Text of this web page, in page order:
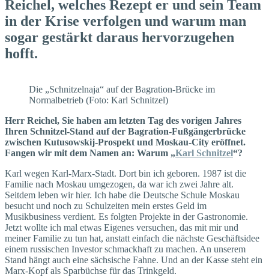
Reichel, welches Rezept er und sein Team
in der Krise verfolgen und warum man
sogar gestärkt daraus hervorzugehen
hofft.
Die „Schnitzelnaja“ auf der Bagration-Brücke im
Normalbetrieb (Foto: Karl Schnitzel)
Herr Reichel, Sie haben am letzten Tag des vorigen Jahres
Ihren Schnitzel-Stand auf der Bagra­tion-Fußgängerbrücke
zwischen Kutusowskij-Prospekt und Moskau-City eröffnet.
Fangen wir mit dem Namen an: Warum „Karl Schnitzel“?
Karl wegen Karl-Marx-Stadt. Dort bin ich geboren. 1987 ist die
Familie nach Moskau umgezogen, da war ich zwei Jahre alt.
Seitdem leben wir hier. Ich habe die Deutsche Schule Moskau
besucht und noch zu Schulzeiten mein erstes Geld im
Musikbusiness verdient. Es folgten Projekte in der Gastronomie.
Jetzt wollte ich mal etwas Eigenes versuchen, das mit mir und
meiner Familie zu tun hat, anstatt einfach die nächste Geschäftsidee
einem russischen Investor schmackhaft zu machen. An unserem
Stand hängt auch eine sächsische Fahne. Und an der Kasse steht ein
Marx-Kopf als Sparbüchse für das Trinkgeld.